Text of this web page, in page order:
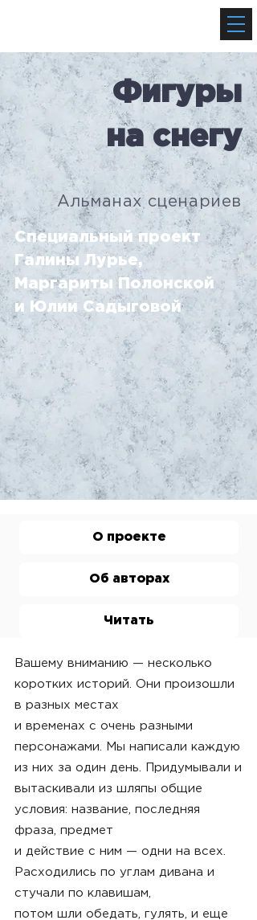
Фигуры
на снегу
Альманах сценариев
Специальный проект
Галины Лурье,
Маргариты Полонской
и Юлии Садыговой
О проекте
Об авторах
Читать
Вашему вниманию — несколько
коротких историй. Они произошли
в разных местах
и временах с очень разными
персонажами. Мы написали каждую
из них за один день. Придумывали и
вытаскивали из шляпы общие
условия: название, последняя
фраза, предмет
и действие с ним — одни на всех.
Расходились по углам дивана и
стучали по клавишам,
потом шли обедать, гулять, и еще